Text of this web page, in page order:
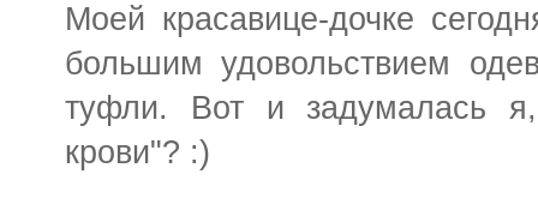
Моей красавице-дочке
большим удовольствием
туфли. Вот и задумалась
крови"? :)